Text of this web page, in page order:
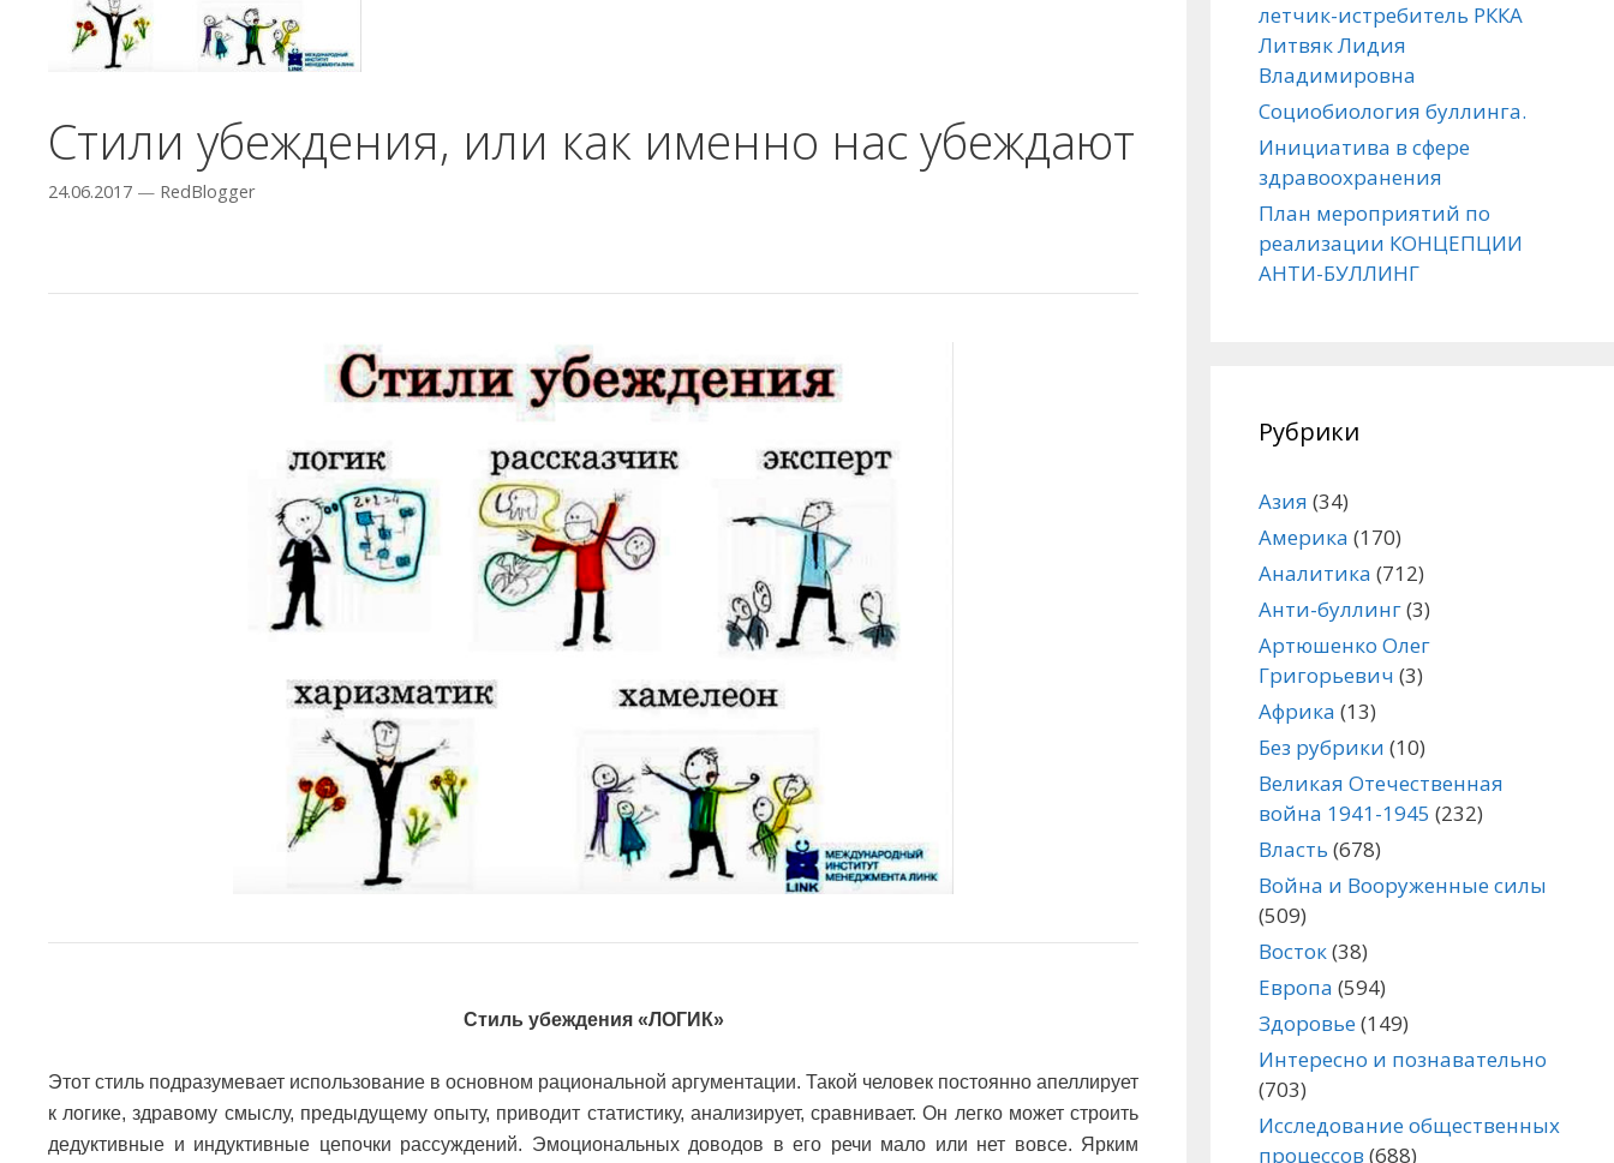
Стили убеждения, или как именно нас убеждают
24.06.2017 — RedBlogger
Стиль убеждения «ЛОГИК»
Этот стиль подразумевает использование в основном рациональной аргументации. Такой человек постоянно апеллирует
к логике, здравому смыслу, предыдущему опыту, приводит статистику, анализирует, сравнивает. Он легко может строить
дедуктивные и индуктивные цепочки рассуждений. Эмоциональных доводов в его речи мало или нет вовсе. Ярким
летчик-истребитель РККА
Литвяк Лидия
Владимировна
Социобиология буллинга.
Инициатива в сфере
здравоохранения
План мероприятий по
реализации КОНЦЕПЦИИ
АНТИ-БУЛЛИНГ
Рубрики
Азия (34)
Америка (170)
Аналитика (712)
Анти-буллинг(3)
Артюшенко Олег
Григорьевич (3)
Африка (13)
Без рубрики (10)
Великая Отечественная
война 1941-1945 (232)
Власть (678)
Война и Вооруженные силы
(509)
Восток(38)
Европа (594)
Здоровье(149)
Интересно и познавательно
(703)
Исследование общественных
процессов (688)